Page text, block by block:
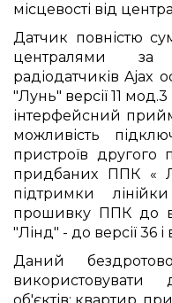
місцевості від
Датчик повністю
централями за
радіодатчиків Ajax
"Лунь" версії 11
інтерфейсний
можливість
пристроїв другого
придбаних ППК «
підтримки
прошивку ППК до
"Лінд" - до версії 36
Даний